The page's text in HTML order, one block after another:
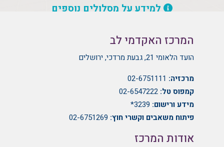
למידע על מסלולים נוספים
המרכז האקדמי לב
הועד הלאומי 21, גבעת מרדכי, ירושלים
מרכזיה: 02-6751111
קמפוס טל: 02-6547222
מידע ורישום: 3239*
פיתוח משאבים וקשרי חוץ: 02-6751269
אודות המרכז